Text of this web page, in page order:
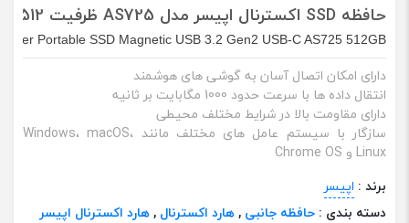
حافظه SSD اکسترنال اپیسر مدل AS725 ظرفیت 512 گیگابایت
Portable SSD Magnetic USB 3.2 Gen2 USB-C AS725 512GB
دارای امکان اتصال آسان به گوشی های هوشمند
انتقال داده ها با سرعت حدود 1000 مگابایت بر ثانیه
دارای مقاومت بالا در شرایط مختلف محیطی
سازگار با سیستم‌ عامل ‌های مختلف مانند Windows، macOS،
Linux و Chrome OS
برند : اپیسر
دسته بندی : حافظه جانبی ,هارد اکسترنال ,هارد اکسترنال اپیسر